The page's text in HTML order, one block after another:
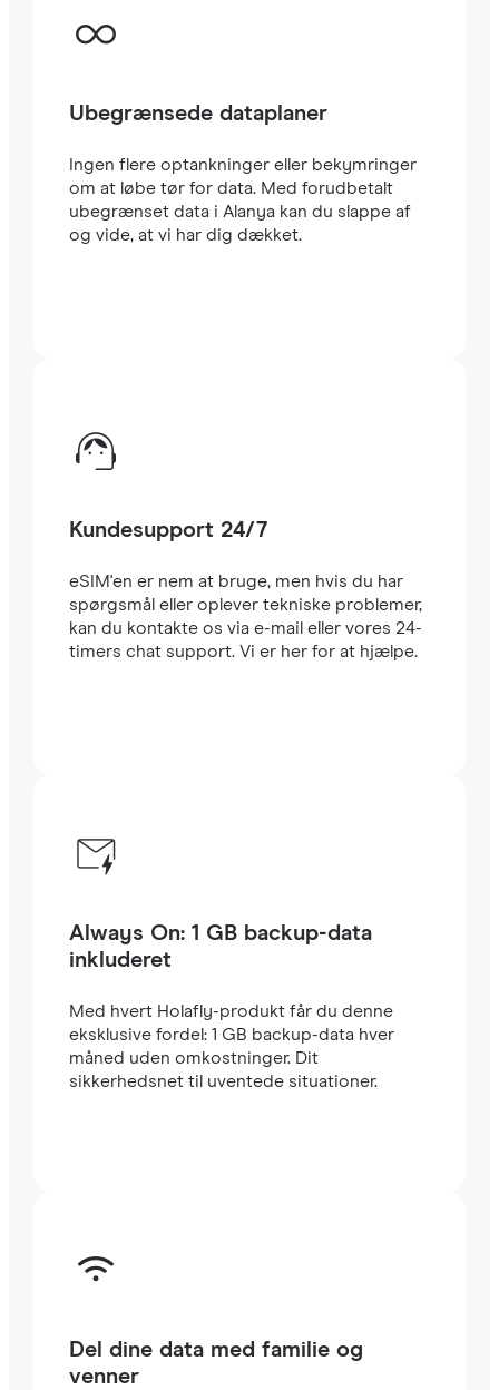
med din mobil, og i løbet af få minutter har
Ubegrænsede dataplaner
Ingen flere optankninger eller bekymringer
om at løbe tør for data. Med forudbetalt
ubegrænset data i Alanya kan du slappe af
og vide, at vi har dig dækket.
Kundesupport 24/7
eSIM'en er nem at bruge, men hvis du har
spørgsmål eller oplever tekniske problemer,
kan du kontakte os via e-mail eller vores 24-
timers chat support. Vi er her for at hjælpe.
Always On: 1 GB backup-data
inkluderet
Med hvert Holafly-produkt får du denne
eksklusive fordel: 1 GB backup-data hver
måned uden omkostninger. Dit
sikkerhedsnet til uventede situationer.
Del dine data med familie og
venner